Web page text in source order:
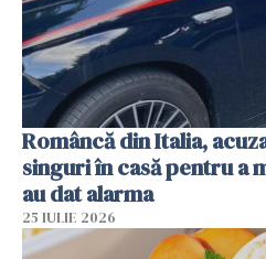
Româncă din Italia,
singuri în casă pentru a
au dat alarma
25 IULIE 2026